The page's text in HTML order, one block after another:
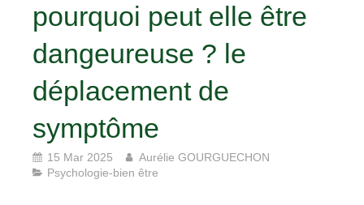
pourquoi peut elle être
dangeureuse ? le
déplacement de
symptôme
15 Mar 2025
Aurélie GOURGUECHON
Psychologie-bien être